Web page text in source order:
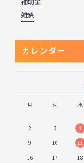
雑感
カレンダー
月 火 水
2
3 4
9
10 11
16
17 18